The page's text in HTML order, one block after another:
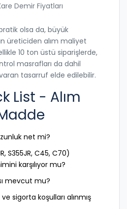
Demir Fiyatları
olsa da, büyük
üreticiden alım maliyet
10 ton üstü siparişlerde,
masrafları da dahil
tasarruf elde edilebilir.
List - Alım
net mi?
S355JR, C45, C70)
karşılıyor mu?
mevcut mu?
sigorta koşulları alınmış